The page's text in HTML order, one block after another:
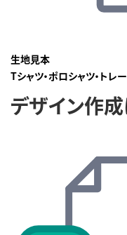
生地見本
Tシャツ・ポロシャツ・ト
デザイン作